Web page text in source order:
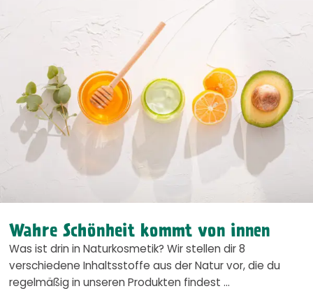
Wahre Schönheit kommt von innen
Was ist drin in Naturkosmetik? Wir stellen dir 8
verschiedene Inhaltsstoffe aus der Natur vor, die du
regelmäßig in unseren Produkten findest …